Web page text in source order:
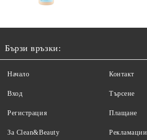
Бързи връзки:
Начало
Вход
Регистрация
За Clean&Beauty
Контакт
Търсене
Плащане
Рекламации